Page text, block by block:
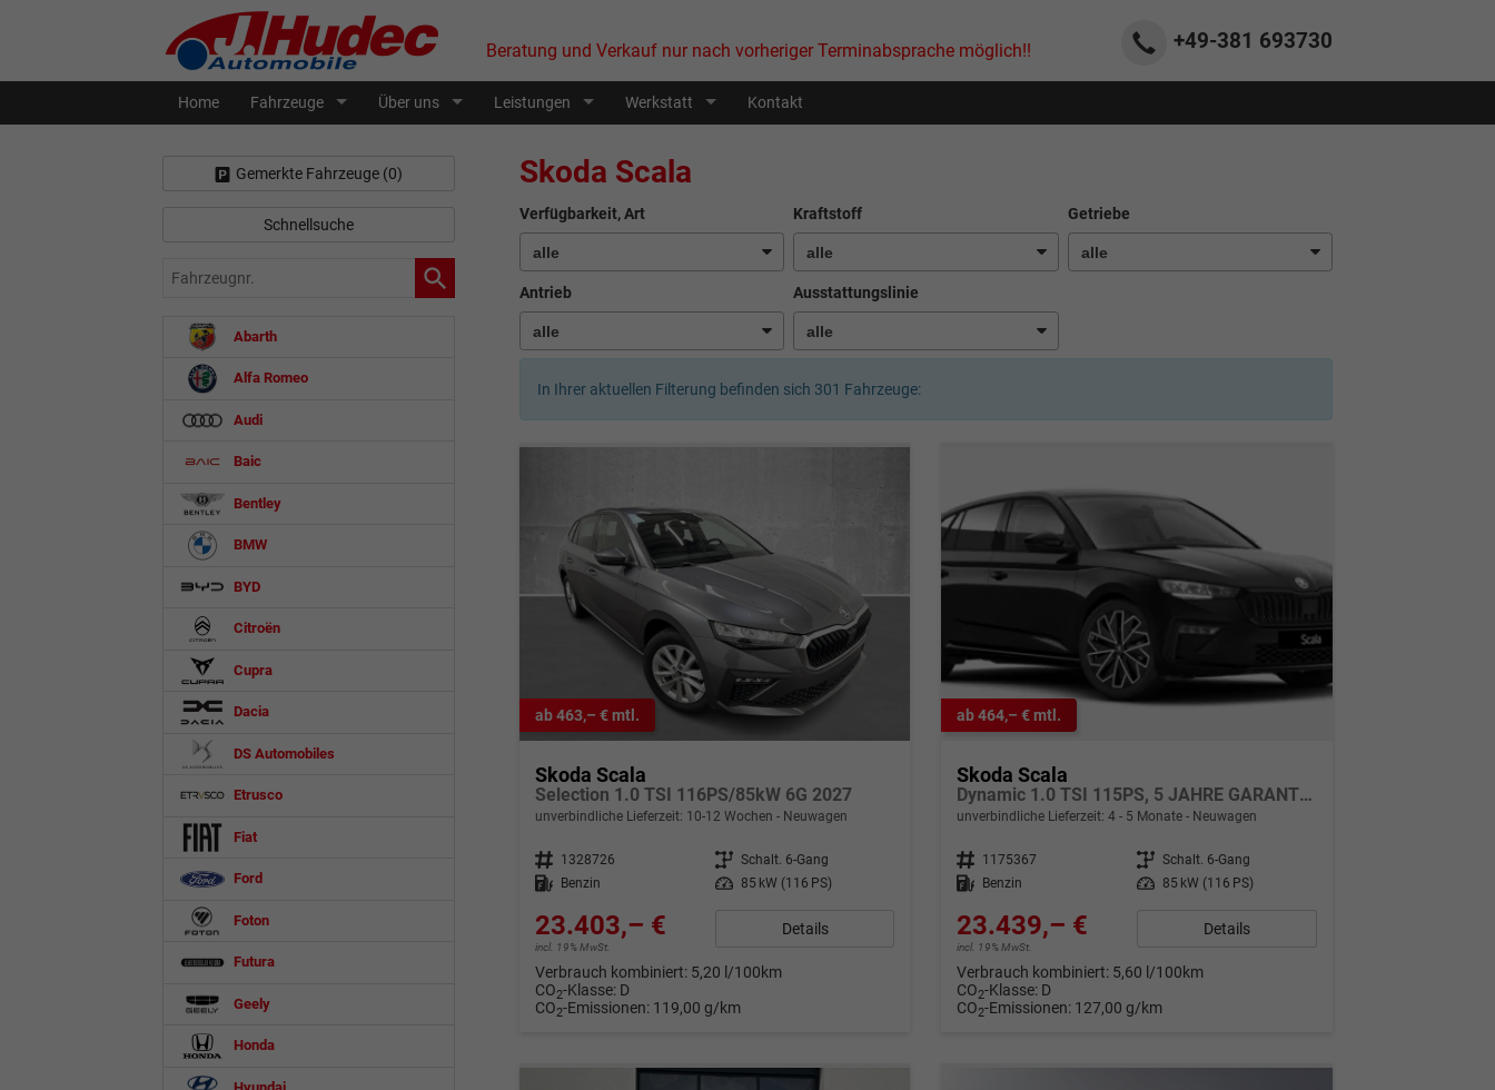
+49-381 693730
Beratung und Verkauf nur nach vorheriger Terminabsprache möglich!!
Home Fahrzeuge Über uns Leistungen Werkstatt Kontakt
Skoda Scala
Verfügbarkeit, Art Kraftstoff Getriebe
Antrieb Ausstattungslinie
In Ihrer aktuellen Filterung befinden sich 301 Fahrzeuge:
ab 463,– € mtl.
Skoda Scala
Selection 1.0 TSI 116PS/85kW 6G 2027
unverbindliche Lieferzeit: 10-12 Wochen Neuwagen
Fahrzeugnr. 1328726 Getriebe Schalt. 6-Gang
Kraftstoff
Benzin Leistung 85 kW (116 PS)
23.403,– €
incl. 19% MwSt.
Details
Verbrauch kombiniert: 5,20 l/100km
CO2-Klasse: D
CO2-Emissionen: 119,00 g/km
ab 464,– € mtl.
Skoda Scala
Dynamic 1.0 TSI 115PS, 5 JAHRE GARANTIE, 17" Alu, Elektr. Heckklappe, Toter-Winkel, Kessy, Alarm, Climatronic, SunSet, Verlängerte Heckscheibe, Sitzheizung, Parksensoren vorne/hinten, Rückfahrkamera, Tempomat, Radio 8" + Wireless Smartlink, M-Lederlenkrad
unverbindliche Lieferzeit: 4 - 5 Monate Neuwagen
Fahrzeugnr. 1175367 Getriebe Schalt. 6-Gang
Kraftstoff
Benzin Leistung 85 kW (116 PS)
23.439,– €
incl. 19% MwSt.
Details
Verbrauch kombiniert: 5,60 l/100km
CO2-Klasse: D
CO2-Emissionen: 127,00 g/km
Gemerkte Fahrzeuge (0)
Schnellsuche
Fahrzeugnr.
Abarth
Alfa Romeo
Audi
Baic
Bentley
BMW
BYD
Citroën
Cupra
Dacia
DS Automobiles
Etrusco
Fiat
Ford
Foton
Futura
Geely
Honda
Hyundai